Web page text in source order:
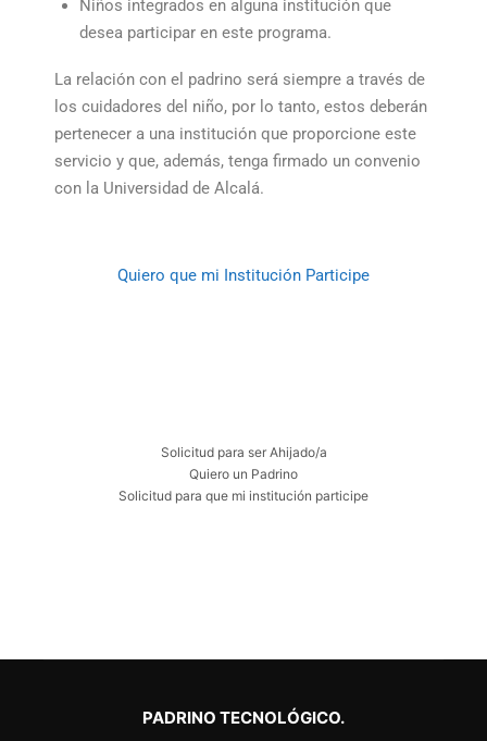
Niños integrados en alguna institución que
desea participar en este programa.
La relación con el padrino será siempre a través de
los cuidadores del niño, por lo tanto, estos deberán
pertenecer a una institución que proporcione este
servicio y que, además, tenga firmado un convenio
con la Universidad de Alcalá.
Quiero que mi Institución Participe
Solicitud para ser Ahijado/a
Quiero un Padrino
Solicitud para que mi institución participe
PADRINO TECNOLÓGICO.